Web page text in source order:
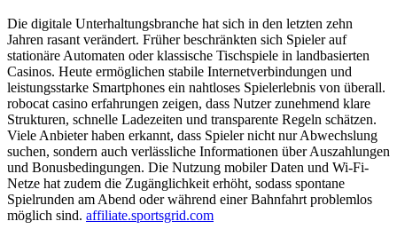
Die digitale Unterhaltungsbranche hat sich in den letzten zehn
Jahren rasant verändert. Früher beschränkten sich Spieler auf
stationäre Automaten oder klassische Tischspiele in landbasierten
Casinos. Heute ermöglichen stabile Internetverbindungen und
leistungsstarke Smartphones ein nahtloses Spielerlebnis von überall.
robocat casino erfahrungen zeigen, dass Nutzer zunehmend klare
Strukturen, schnelle Ladezeiten und transparente Regeln schätzen.
Viele Anbieter haben erkannt, dass Spieler nicht nur Abwechslung
suchen, sondern auch verlässliche Informationen über Auszahlungen
und Bonusbedingungen. Die Nutzung mobiler Daten und Wi-Fi-
Netze hat zudem die Zugänglichkeit erhöht, sodass spontane
Spielrunden am Abend oder während einer Bahnfahrt problemlos
möglich sind. affiliate.sportsgrid.com